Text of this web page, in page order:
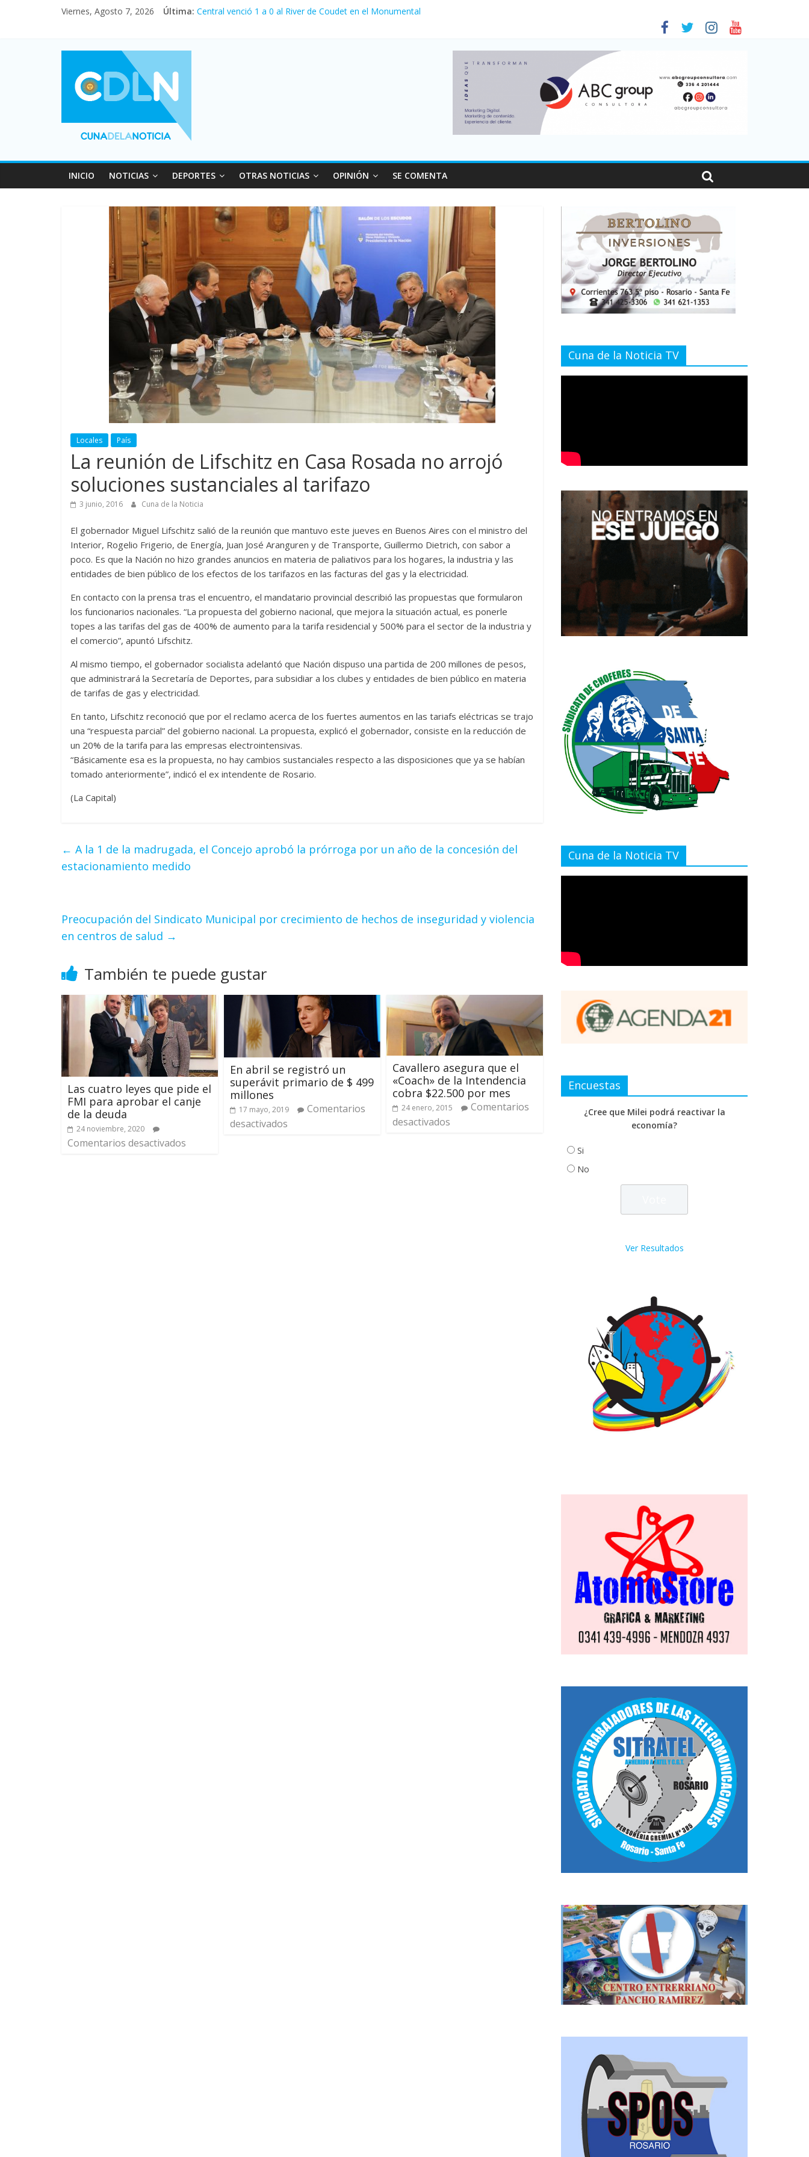
Viernes, Agosto 7, 2026 Última: Central venció 1 a 0 al River de Coudet en el Monumental
Vacaciones de invierno con más movimiento y consumo turístico: 4,6 millones de personas viajaron por el país, un 5,9% más que en 2025
Fuerte caída de la venta de autos usados en julio: bajó un 12,6% interanual
INICIO NOTICIAS DEPORTES OTRAS NOTICIAS OPINIÓN SE COMENTA
Locales País
La reunión de Lifschitz en Casa Rosada no arrojó
soluciones sustanciales al tarifazo
3 junio, 2016 Cuna de la Noticia
El gobernador Miguel Lifschitz salió de la reunión que mantuvo este jueves en Buenos Aires con el ministro del
Interior, Rogelio Frigerio, de Energía, Juan José Aranguren y de Transporte, Guillermo Dietrich, con sabor a
poco. Es que la Nación no hizo grandes anuncios en materia de paliativos para los hogares, la industria y las
entidades de bien público de los efectos de los tarifazos en las facturas del gas y la electricidad.
En contacto con la prensa tras el encuentro, el mandatario provincial describió las propuestas que formularon
los funcionarios nacionales. “La propuesta del gobierno nacional, que mejora la situación actual, es ponerle
topes a las tarifas del gas de 400% de aumento para la tarifa residencial y 500% para el sector de la industria y
el comercio”, apuntó Lifschitz.
Al mismo tiempo, el gobernador socialista adelantó que Nación dispuso una partida de 200 millones de pesos,
que administrará la Secretaría de Deportes, para subsidiar a los clubes y entidades de bien público en materia
de tarifas de gas y electricidad.
En tanto, Lifschitz reconoció que por el reclamo acerca de los fuertes aumentos en las tariafs eléctricas se trajo
una “respuesta parcial” del gobierno nacional. La propuesta, explicó el gobernador, consiste en la reducción de
un 20% de la tarifa para las empresas electrointensivas.
“Básicamente esa es la propuesta, no hay cambios sustanciales respecto a las disposiciones que ya se habían
tomado anteriormente”, indicó el ex intendente de Rosario.
(La Capital)
← A la 1 de la madrugada, el Concejo aprobó la prórroga por un año de la concesión del
estacionamiento medido
Preocupación del Sindicato Municipal por crecimiento de hechos de inseguridad y violencia
en centros de salud →
También te puede gustar
Las cuatro leyes que pide el
FMI para aprobar el canje
de la deuda
24 noviembre, 2020
Comentarios desactivados
En abril se registró un
superávit primario de $ 499
millones
17 mayo, 2019
Comentarios
desactivados
Cavallero asegura que el
«Coach» de la Intendencia
cobra $22.500 por mes
24 enero, 2015
Comentarios
desactivados
Cuna de la Noticia TV
Cuna de la Noticia TV
Encuestas
¿Cree que Milei podrá reactivar la
economía?
Si
No
Ver Resultados